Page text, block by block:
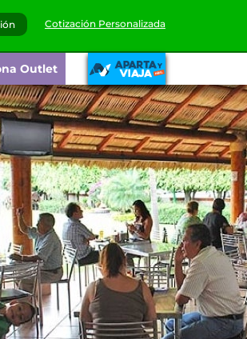
Cotización Personalizada
Outlet